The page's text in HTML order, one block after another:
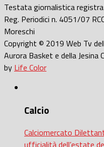
Testata giornalistica
Reg. Periodici n. 4051/07
Moreschi
Copyright © 2019 Web Tv
Aurora Basket e della Jesina
by Life Color
Calcio
Calciomercato